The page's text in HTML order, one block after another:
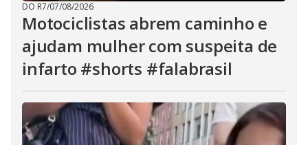
DO R7/07/08/2026
Motociclistas abrem caminho e
ajudam mulher com suspeita de
infarto #shorts #falabrasil